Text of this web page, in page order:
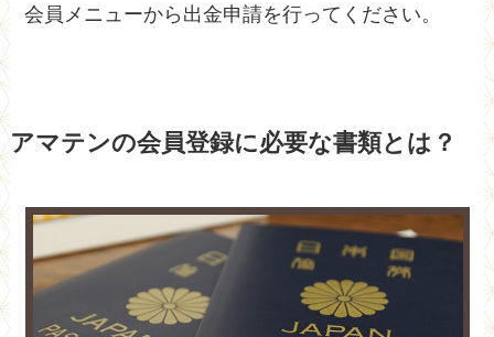
会員メニューから出金申請を行ってください。
アマテンの会員登録に必要な書類とは？